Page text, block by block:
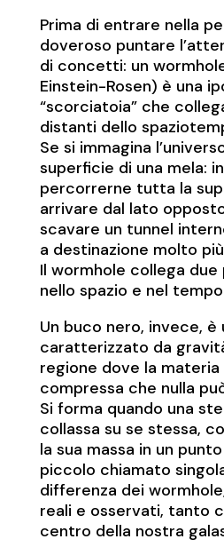
Prima di entrare nella
doveroso puntare
di concetti: un
Einstein-Rosen) è una
“scorciatoia” che
distanti dello
Se si immagina
superficie di una mela:
percorrerne tutta la
arrivare dal lato
scavare un tunnel
a destinazione molto
Il wormhole collega
nello spazio e nel
Un buco nero, invece, è
caratterizzato da
regione dove la
compressa che nulla
Si forma quando una
collassa su se stessa,
la sua massa in un
piccolo chiamato
differenza dei
reali e osservati, tanto
centro della nostra